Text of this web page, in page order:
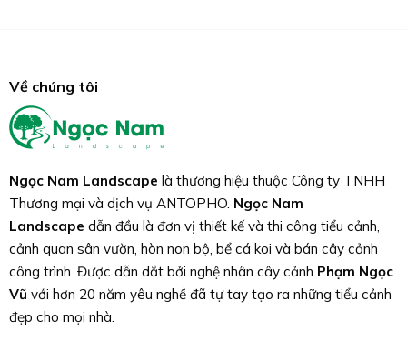
Về chúng tôi
Ngọc Nam Landscape là thương hiệu thuộc Công ty TNHH
Thương mại và dịch vụ ANTOPHO. Ngọc Nam
Landscape dẫn đầu là đơn vị thiết kế và thi công tiểu cảnh,
cảnh quan sân vườn, hòn non bộ, bể cá koi và bán cây cảnh
công trình. Được dẫn dắt bởi nghệ nhân cây cảnh Phạm Ngọc
Vũ với hơn 20 năm yêu nghề đã tự tay tạo ra những tiểu cảnh
đẹp cho mọi nhà.